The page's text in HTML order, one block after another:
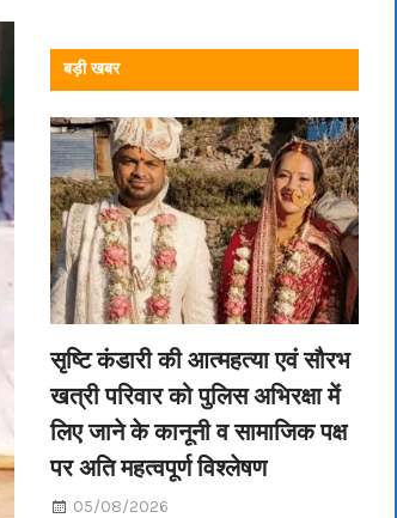
बड़ी खबर
सृष्टि कंडारी की आत्महत्या एवं सौरभ
खत्री परिवार को पुलिस अभिरक्षा में
लिए जाने के कानूनी व सामाजिक पक्ष
पर अति महत्वपूर्ण विश्लेषण
05/08/2026